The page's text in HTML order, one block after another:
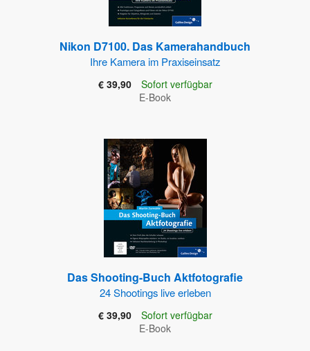
Nikon D7100. Das Kamerahandbuch
Ihre Kamera im Praxiseinsatz
€ 39,90
Sofort verfügbar
E-Book
Das Shooting-Buch Aktfotografie
24 Shootings live erleben
€ 39,90
Sofort verfügbar
E-Book